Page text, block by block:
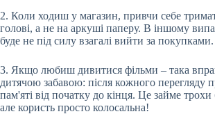
2. Коли ходиш у магазин, привчи себе
голові, а не на аркуші паперу. В іншому
буде не під силу взагалі вийти за покупками.
3. Якщо любиш дивитися фільми – така
дитячою забавою: після кожного перегляду
пам'яті від початку до кінця. Це займе
але користь просто колосальна!